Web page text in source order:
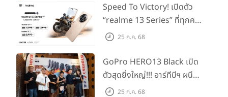
Speed To Victory! เปิดตัว
“realme 13 Series” ที่ทุกคน
รอคอย อัพเกรดชิปเซ็ตตัวแรง
Dominator แห่งปี! ในราคา
เริ่มต้นเพียง 8,999 บาท
25 ก.ค. 68
GoPro HERO13 Black เปิด
ตัวสุดยิ่งใหญ่!!! อาร์ทีบีฯ ผนึก
กำลัง Big Camera และ
25 ก.ค. 68